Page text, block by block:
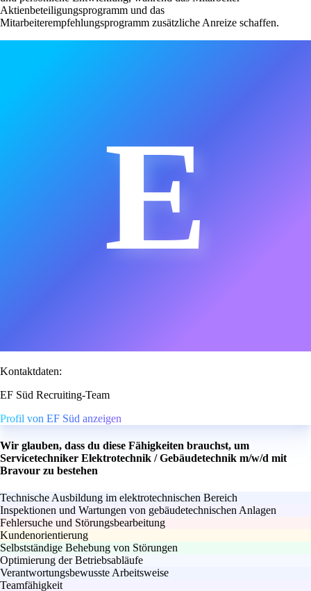
Aktienbeteiligungsprogramm und das
Mitarbeiterempfehlungsprogramm zusätzliche Anreize schaffen.
E
Kontaktdaten:
EF Süd Recruiting-Team
Profil von EF Süd anzeigen
Wir glauben, dass du diese Fähigkeiten brauchst, um
Servicetechniker Elektrotechnik / Gebäudetechnik m/w/d mit
Bravour zu bestehen
Technische Ausbildung im elektrotechnischen Bereich
Inspektionen und Wartungen von gebäudetechnischen Anlagen
Fehlersuche und Störungsbearbeitung
Kundenorientierung
Selbstständige Behebung von Störungen
Optimierung der Betriebsabläufe
Verantwortungsbewusste Arbeitsweise
Teamfähigkeit